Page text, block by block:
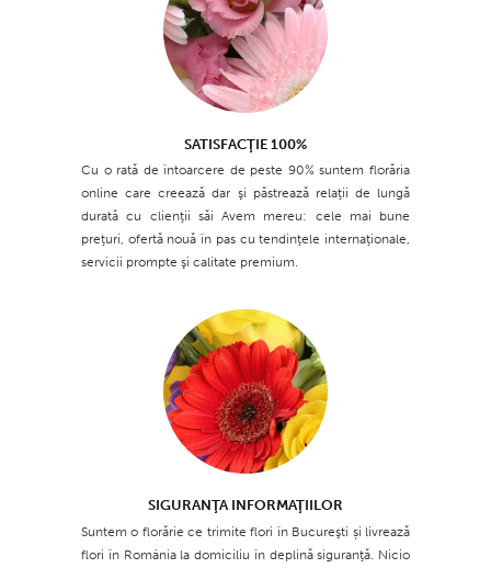
SATISFACŢIE 100%
Cu o rată de întoarcere de peste 90% suntem florăria
online care creează dar şi păstrează relaţii de lungă
durată cu clienţii săi Avem mereu: cele mai bune
preţuri, ofertă nouă în pas cu tendinţele internaţionale,
servicii prompte şi calitate premium.
SIGURANŢA INFORMAŢIILOR
Suntem o florărie ce trimite flori în Bucureşti și livrează
flori în România la domiciliu în deplină siguranţă. Nicio